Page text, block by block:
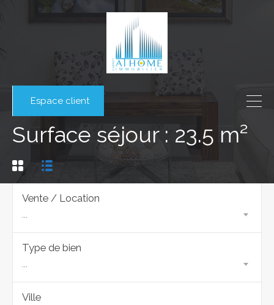
Espace client
Surface séjour : 23.5 m²
Vente / Location
...
Type de bien
...
Ville